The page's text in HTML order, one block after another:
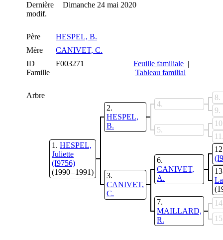
Dernière
modif.
Dimanche 24 mai 2020
Père
HESPEL, B.
Mère
CANIVET, C.
ID
Famille
F003271 Feuille familiale |
Tableau familial
Arbre
1 HESPEL,
Juliette
(I9756)
(1990 – 1991)
2
HESPEL,
B.
4
8
9
5
10
11
3
CANIVET,
C.
6
CANIVET,
A.
12
13
7
MAILLARD,
R.
14
15